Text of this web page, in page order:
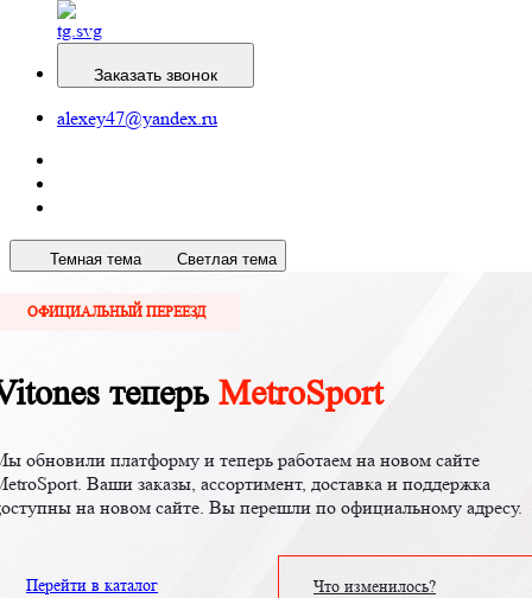
Заказать звонок
alexey47@yandex.ru
Темная тема Светлая тема
ОФИЦИАЛЬНЫЙ ПЕРЕЕЗД
теперь MetroSport
обновили платформу и теперь работаем на новом сайте
Ваши заказы, ассортимент, доставка и поддержка
на новом сайте. Вы перешли по официальному адресу.
Перейти в каталог Что изменилось?